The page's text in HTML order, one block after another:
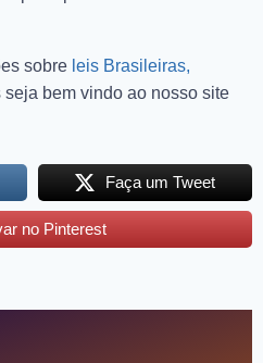
sobre leis Brasileiras,
bem vindo ao nosso site
Faça um Tweet
no Pinterest